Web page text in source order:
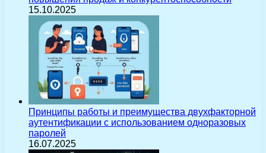
15.10.2025
Принципы работы и преимущества двухфакторной
аутентификации с использованием одноразовых
паролей
16.07.2025